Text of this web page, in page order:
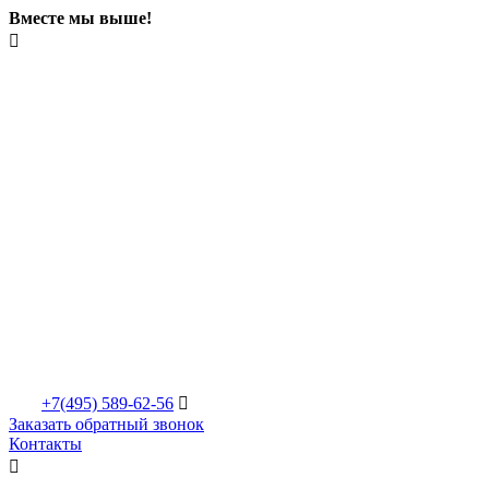
Вместе мы выше!

+7(495) 589-62-56 
Заказать обратный звонок
Контакты
